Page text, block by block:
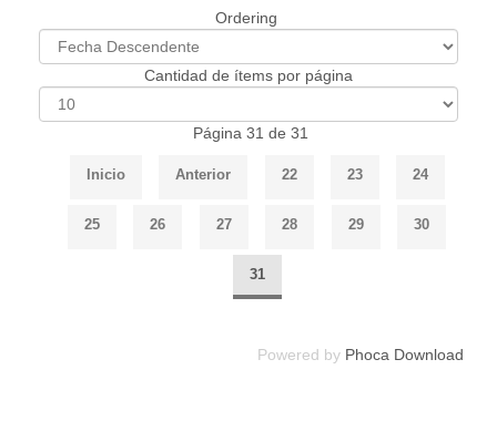
Ordering
Cantidad de ítems por página
Página 31 de 31
Inicio Anterior 22 23 24
25 26 27 28 29 30
31
Powered by Phoca Download